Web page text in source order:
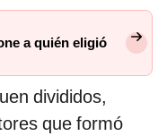
a quién eligió
divididos,
que formó